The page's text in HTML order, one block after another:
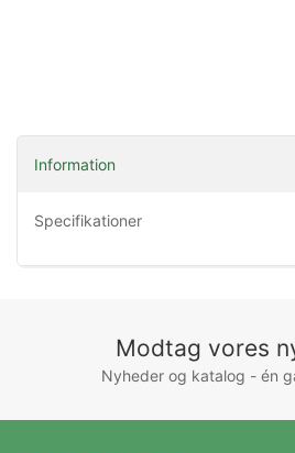
Information
Specifikationer
Modtag vores
Nyheder og katalog - én